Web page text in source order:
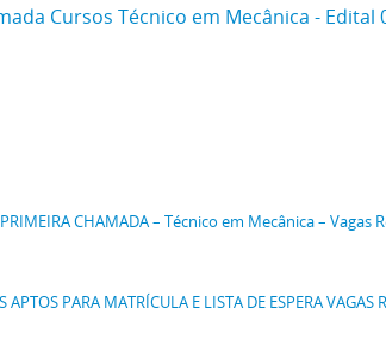
Cursos Técnico em Mecânica - Edital
CHAMADA – Técnico em Mecânica – Vagas
PARA MATRÍCULA E LISTA DE ESPERA VAGAS